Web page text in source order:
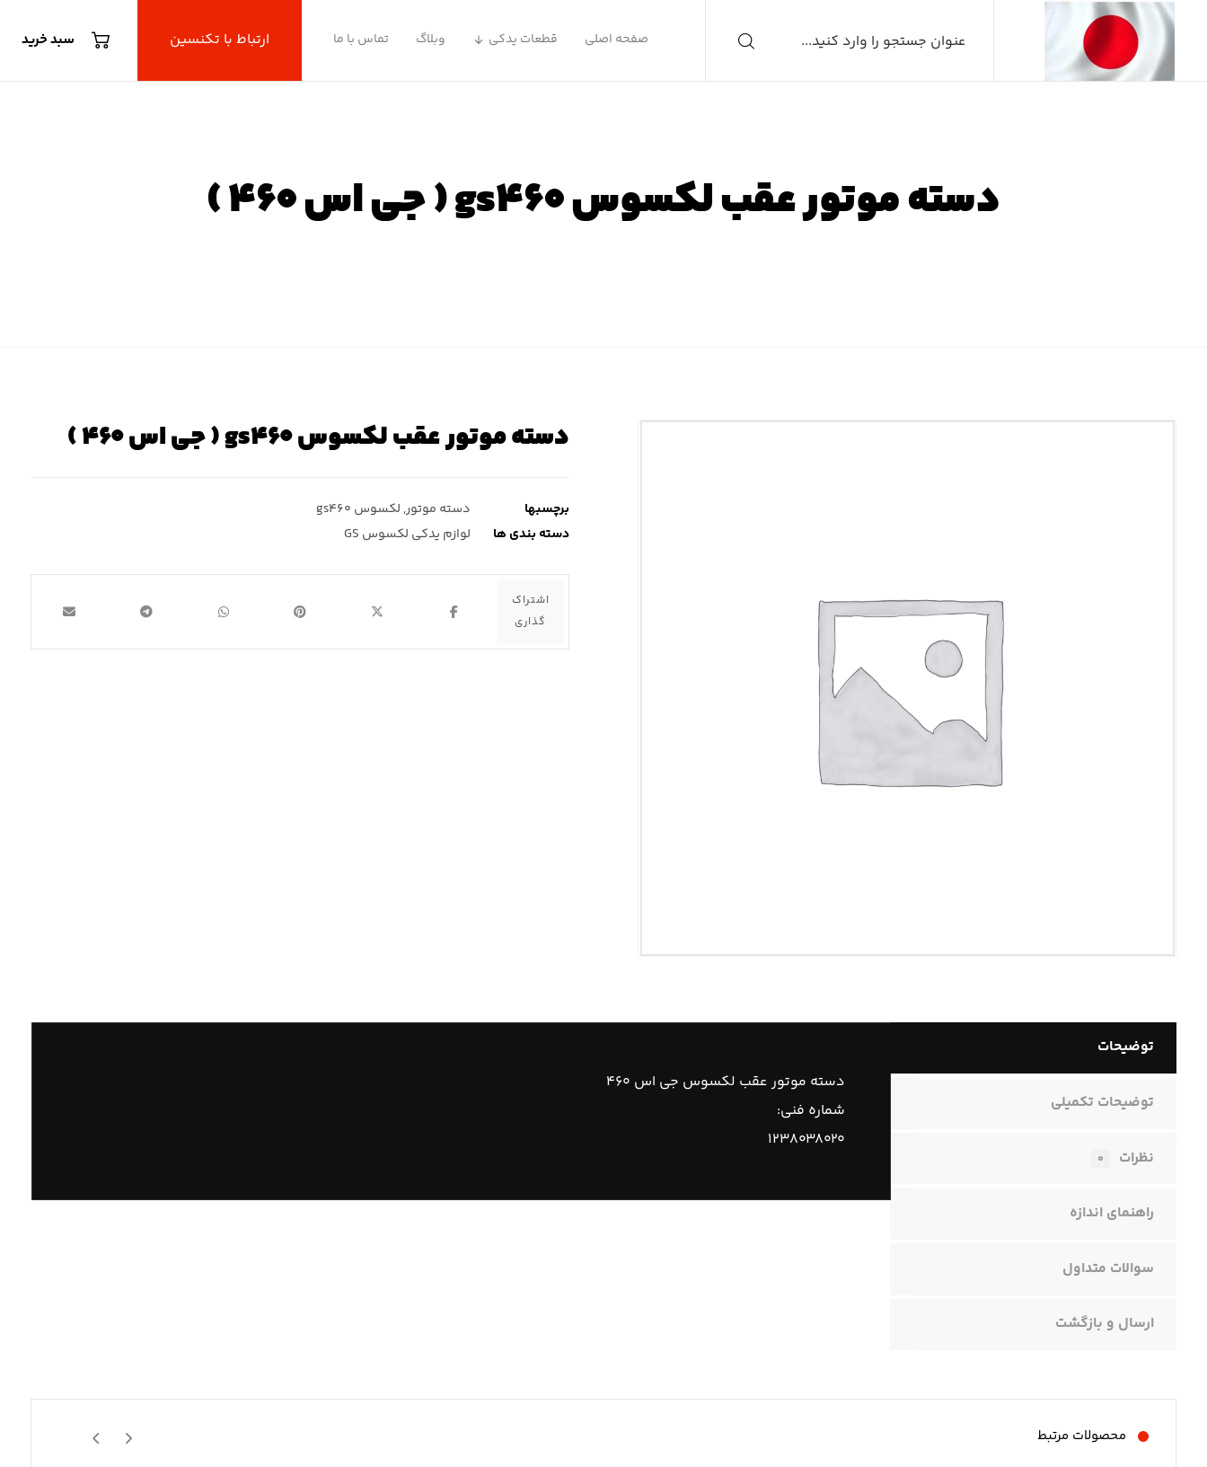
سبد خرید ارتباط با تکنسین صفحه اصلی قطعات یدکی وبلاگ تماس با ما
دسته موتور عقب لکسوس gs۴۶۰ ( جی اس ۴۶۰ )
دسته موتور عقب لکسوس gs۴۶۰ ( جی اس ۴۶۰ )
برچسبها دسته موتور, لکسوس gs۴۶۰
دسته بندی ها
لوازم یدکی لکسوس GS
توضیحات
توضیحات تکمیلی
نظرات ۰
راهنمای اندازه
سوالات متداول
ارسال و بازگشت
دسته موتور عقب لکسوس جی اس ۴۶۰
شماره فنی:
۱۲۳۸۰۳۸۰۲۰
محصولات مرتبط